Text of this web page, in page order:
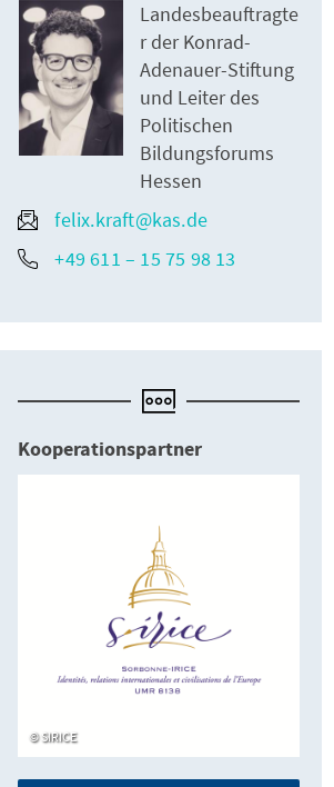
Landesbeauftragte
r der Konrad-
Adenauer-Stiftung
und Leiter des
Politischen
Bildungsforums
Hessen
felix.kraft@kas.de
+49 611 – 15 75 98 13
Kooperationspartner
SIRICE